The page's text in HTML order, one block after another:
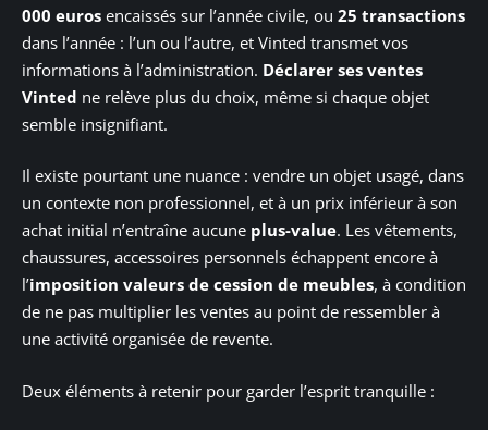
000 euros encaissés sur l’année civile, ou 25 transactions
dans l’année : l’un ou l’autre, et Vinted transmet vos
informations à l’administration. Déclarer ses ventes
Vinted ne relève plus du choix, même si chaque objet
semble insignifiant.
Il existe pourtant une nuance : vendre un objet usagé, dans
un contexte non professionnel, et à un prix inférieur à son
achat initial n’entraîne aucune plus-value. Les vêtements,
chaussures, accessoires personnels échappent encore à
l’imposition valeurs de cession de meubles, à condition
de ne pas multiplier les ventes au point de ressembler à
une activité organisée de revente.
Deux éléments à retenir pour garder l’esprit tranquille :